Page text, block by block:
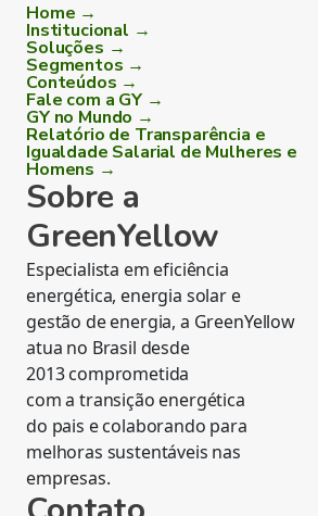
Home →
Institucional →
Soluções →
Segmentos →
Conteúdos →
Fale com a GY →
GY no Mundo →
Relatório de Transparência e
Igualdade Salarial de Mulheres e
Homens →
Sobre a
GreenYellow
Especialista em eficiência
energética, energia solar e
gestão de energia, a GreenYellow
atua no Brasil desde
2013 comprometida
com a transição energética
do pais e colaborando para
melhoras sustentáveis nas
empresas.